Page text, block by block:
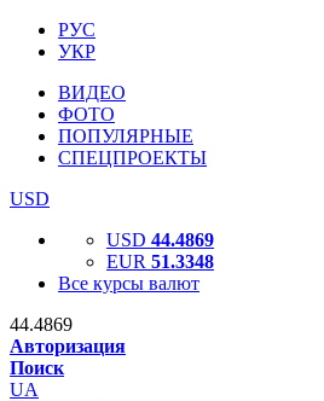
РУС
УКР
ВИДЕО
ФОТО
ПОПУЛЯРНЫЕ
СПЕЦПРОЕКТЫ
USD
USD 44.4869
EUR 51.3348
Все курсы валют
44.4869
Авторизация
Поиск
UA